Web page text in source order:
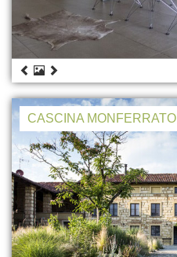
CASCINA MONFERRATO